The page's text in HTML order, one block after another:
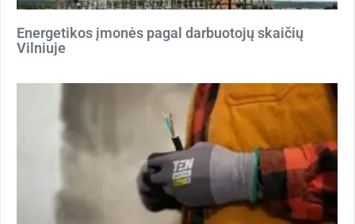
Energetikos įmonės pagal darbuotojų skaičių
Vilniuje